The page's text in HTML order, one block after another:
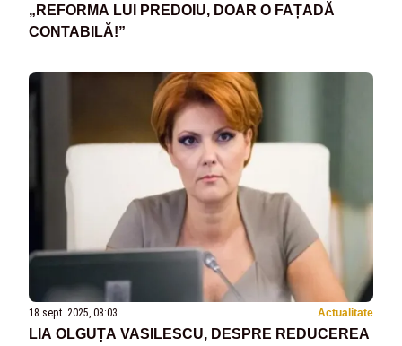
„REFORMA LUI PREDOIU, DOAR O FAȚADĂ
CONTABILĂ!”
18 sept. 2025, 08:03 Actualitate
LIA OLGUȚA VASILESCU, DESPRE REDUCEREA